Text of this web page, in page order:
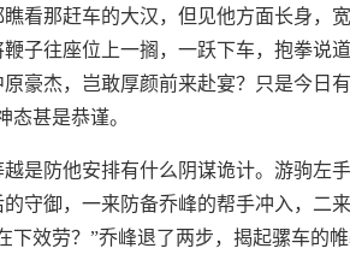
看那赶车的大汉，但见他方面长身，
子往座位上一搁，一跃下车，抱拳说
豪杰，岂敢厚颜前来赴宴？只是今日
态甚是恭谨。
是防他安排有什么阴谋诡计。游驹左
守御，一来防备乔峰的帮手冲入，二
下效劳？”乔峰退了两步，揭起骡车的